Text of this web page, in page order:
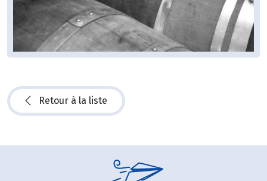
Retour à la liste